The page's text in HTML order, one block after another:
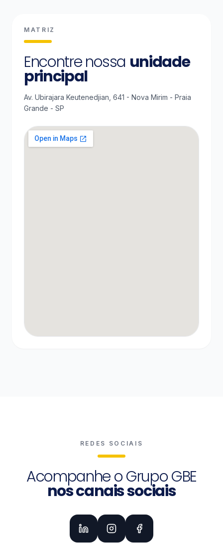
MATRIZ
Encontre nossa unidade
principal
Av. Ubirajara Keutenedjian, 641 - Nova Mirim - Praia
Grande - SP
REDES SOCIAIS
Acompanhe o Grupo GBE
nos canais sociais